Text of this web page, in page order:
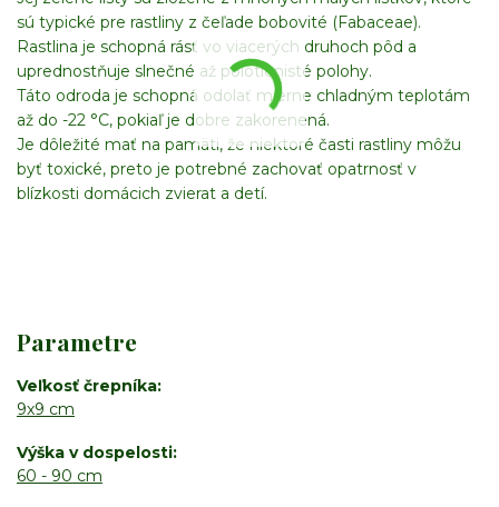
sú typické pre rastliny z čeľade bobovité (Fabaceae).
Rastlina je schopná rásť vo viacerých druhoch pôd a
uprednostňuje slnečné až polotienisté polohy.
Táto odroda je schopná odolať mierne chladným teplotám
až do -22 °C, pokiaľ je dobre zakorenená.
Je dôležité mať na pamäti, že niektoré časti rastliny môžu
byť toxické, preto je potrebné zachovať opatrnosť v
blízkosti domácich zvierat a detí.
Parametre
Veľkosť črepníka
9x9 cm
Výška v dospelosti
60 - 90 cm